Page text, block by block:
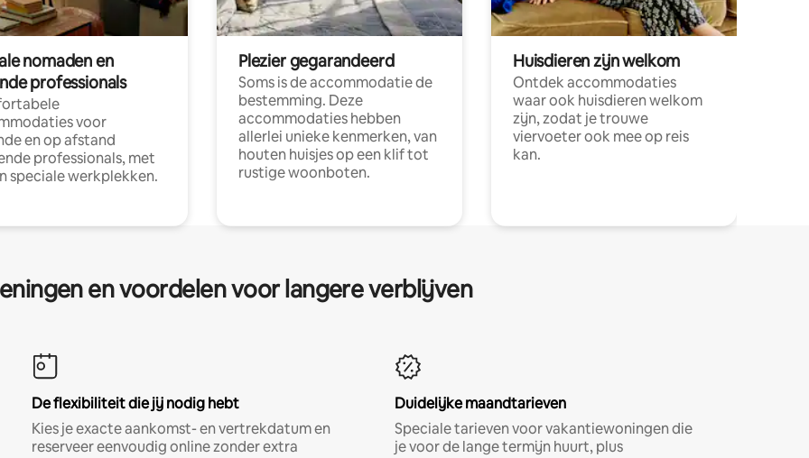
nomaden en
professionals
voor
en op afstand
professionals, met
speciale werkplekken.
Plezier gegarandeerd
Soms is de accommodatie de
bestemming. Deze
accommodaties hebben
allerlei unieke kenmerken, van
houten huisjes op een klif tot
rustige woonboten.
Huisdieren zijn welkom
Ontdek accommodaties
waar ook huisdieren welkom
zijn, zodat je trouwe
viervoeter ook mee op reis
kan.
en voordelen voor langere verblijven
De flexibiliteit die jij nodig hebt
Kies je exacte aankomst- en vertrekdatum en
reserveer eenvoudig online zonder extra
Duidelijke maandtarieven
Speciale tarieven voor vakantiewoningen die
je voor de lange termijn huurt, plus